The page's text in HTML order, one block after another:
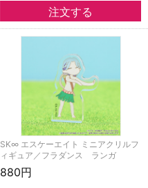
SK∞ エスケーエイト ミニアクリルフ
ィギュア／フラダンス ランガ
880円